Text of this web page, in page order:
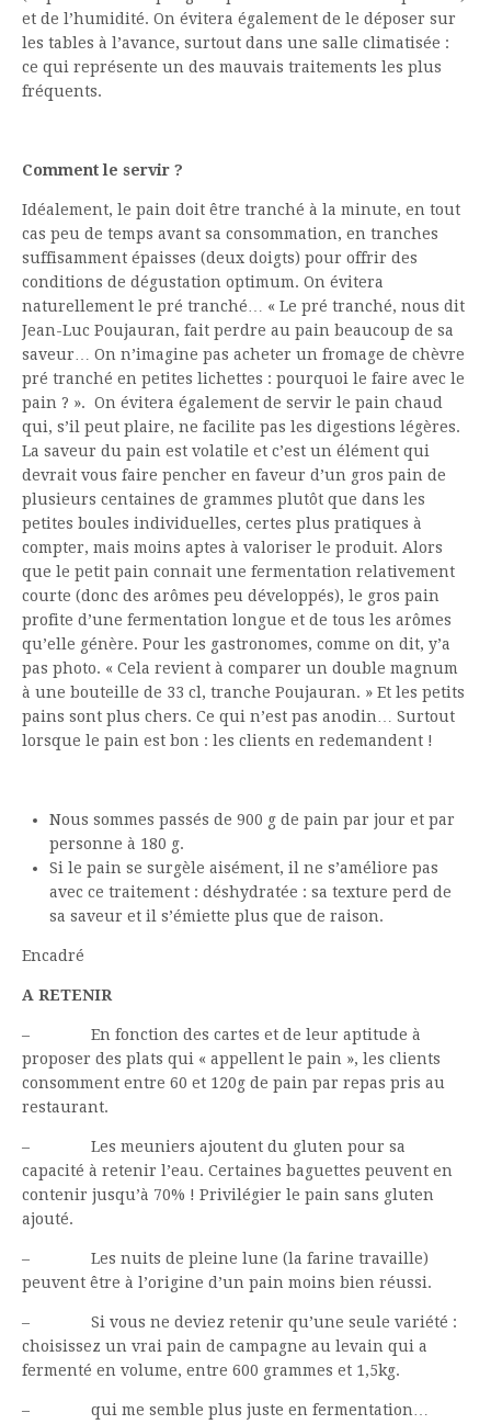
et de l’humidité. On évitera également de le déposer sur
les tables à l’avance, surtout dans une salle climatisée :
ce qui représente un des mauvais traitements les plus
fréquents.
Comment le servir ?
Idéalement, le pain doit être tranché à la minute, en tout
cas peu de temps avant sa consommation, en tranches
suffisamment épaisses (deux doigts) pour offrir des
conditions de dégustation optimum. On évitera
naturellement le pré tranché… « Le pré tranché, nous dit
Jean-Luc Poujauran, fait perdre au pain beaucoup de sa
saveur… On n’imagine pas acheter un fromage de chèvre
pré tranché en petites lichettes : pourquoi le faire avec le
pain ? ». On évitera également de servir le pain chaud
qui, s’il peut plaire, ne facilite pas les digestions légères.
La saveur du pain est volatile et c’est un élément qui
devrait vous faire pencher en faveur d’un gros pain de
plusieurs centaines de grammes plutôt que dans les
petites boules individuelles, certes plus pratiques à
compter, mais moins aptes à valoriser le produit. Alors
que le petit pain connait une fermentation relativement
courte (donc des arômes peu développés), le gros pain
profite d’une fermentation longue et de tous les arômes
qu’elle génère. Pour les gastronomes, comme on dit, y’a
pas photo. « Cela revient à comparer un double magnum
à une bouteille de 33 cl, tranche Poujauran. » Et les petits
pains sont plus chers. Ce qui n’est pas anodin… Surtout
lorsque le pain est bon : les clients en redemandent !
Nous sommes passés de 900 g de pain par jour et par
personne à 180 g.
Si le pain se surgèle aisément, il ne s’améliore pas
avec ce traitement : déshydratée : sa texture perd de
sa saveur et il s’émiette plus que de raison.
Encadré
A RETENIR
– En fonction des cartes et de leur aptitude à
proposer des plats qui « appellent le pain », les clients
consomment entre 60 et 120g de pain par repas pris au
restaurant.
– Les meuniers ajoutent du gluten pour sa
capacité à retenir l’eau. Certaines baguettes peuvent en
contenir jusqu’à 70% ! Privilégier le pain sans gluten
ajouté.
– Les nuits de pleine lune (la farine travaille)
peuvent être à l’origine d’un pain moins bien réussi.
– Si vous ne deviez retenir qu’une seule variété :
choisissez un vrai pain de campagne au levain qui a
fermenté en volume, entre 600 grammes et 1,5kg.
– qui me semble plus juste en fermentation…